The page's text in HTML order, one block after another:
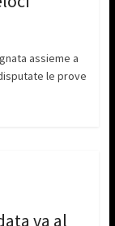
assieme a
le prove
va al